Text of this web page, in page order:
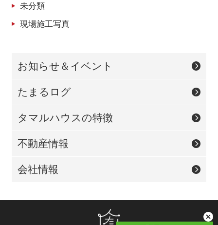
未分類
現場施工写真
お知らせ＆イベント
たまるログ
タマルハウスの特徴
不動産情報
会社情報